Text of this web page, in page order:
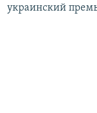
украинский